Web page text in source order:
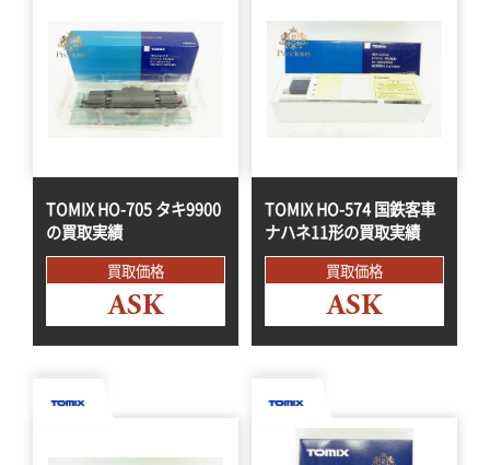
TOMIX HO-705 タキ9900
の買取実績
買取価格
ASK
TOMIX HO-574 国鉄客車
ナハネ11形の買取実績
買取価格
ASK